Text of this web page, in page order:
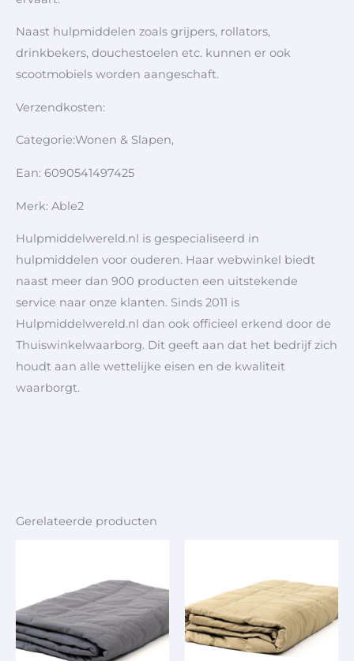
Naast hulpmiddelen zoals grijpers, rollators,
drinkbekers, douchestoelen etc. kunnen er ook
scootmobiels worden aangeschaft.
Verzendkosten:
Categorie:Wonen & Slapen,
Ean: 6090541497425
Merk: Able2
Hulpmiddelwereld.nl is gespecialiseerd in
hulpmiddelen voor ouderen. Haar webwinkel biedt
naast meer dan 900 producten een uitstekende
service naar onze klanten. Sinds 2011 is
Hulpmiddelwereld.nl dan ook officieel erkend door de
Thuiswinkelwaarborg. Dit geeft aan dat het bedrijf zich
houdt aan alle wettelijke eisen en de kwaliteit
waarborgt.
Gerelateerde producten